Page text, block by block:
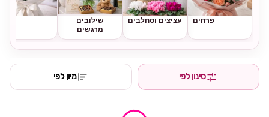
פרחים עציצים וסחלבים
שילובים
מרגשים
סינון לפי מיון לפי